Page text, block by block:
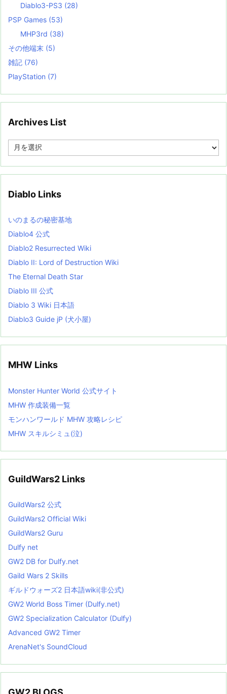
Diablo3-PS3 (28)
PSP Games (53)
MHP3rd (38)
その他端末 (5)
雑記 (76)
PlayStation (7)
Archives List
e
i
s
t
Diablo Links
いのまるの秘密基地
Diablo4 公式
Diablo2 Resurrected Wiki
Diablo II: Lord of Destruction Wiki
The Eternal Death Star
Diablo III 公式
Diablo 3 Wiki 日本語
Diablo3 Guide jP (犬小屋)
MHW Links
Monster Hunter World 公式サイト
MHW 作成装備一覧
モンハンワールド MHW 攻略レシピ
MHW スキルシミュ(泣)
GuildWars2 Links
GuildWars2 公式
GuildWars2 Official Wiki
GuildWars2 Guru
Dulfy net
GW2 DB for Dulfy.net
Gaild Wars 2 Skills
ギルドウォーズ2 日本語wiki(非公式)
GW2 World Boss Timer (Dulfy.net)
GW2 Specialization Calculator (Dulfy)
Advanced GW2 Timer
ArenaNet's SoundCloud